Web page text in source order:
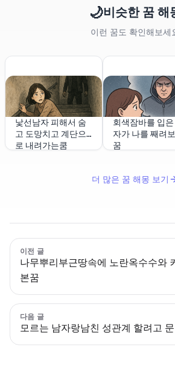
🌙비슷한 꿈 해
이런 꿈도 확인해보세
낯선남자 피해서 숨
고 도망치고 계단으
로 내려가는쿰
회색잠바를 입
자가 나를 째려
꿈
더 많은 꿈 해몽 보기
이전 글
나무뿌리부근땅속에 노란옥수수와
본꿈
다음 글
모르는 남자랑남친 성관계 할려고